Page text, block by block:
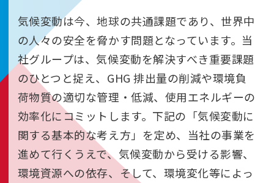
気候変動は今、地球の共通課題であり、世界中
の人々の安全を脅かす問題となっています。当
社グループは、気候変動を解決すべき重要課題
のひとつと捉え、GHG 排出量の削減や環境負
荷物質の適切な管理・低減、使用エネルギーの
効率化にコミットします。下記の「気候変動に
関する基本的な考え方」を定め、当社の事業を
進めて行くうえで、気候変動から受ける影響、
環境資源への依存、そして、環境変化等によっ